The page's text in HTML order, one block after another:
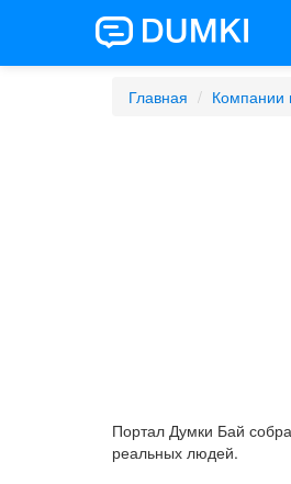
Главная Компании
Портал Думки Бай
реальных людей.